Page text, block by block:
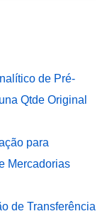
de Pré-
Qtde Original
para
Mercadorias
de Transferência